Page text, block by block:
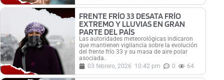
FRENTE FRÍO 33 DESATA FRÍO
EXTREMO Y LLUVIAS EN GRAN
PARTE DEL PAÍS
Las autoridades meteorológicas indicaron
que mantienen vigilancia sobre la evolución
del frente frío 33 y su masa de aire polar
asociada.
03 febrero, 2026 10:42 pm 0 64